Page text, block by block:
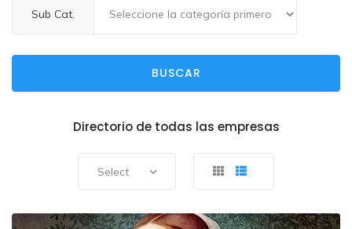
Sub Cat.
BUSCAR
Directorio de todas las empresas
Select